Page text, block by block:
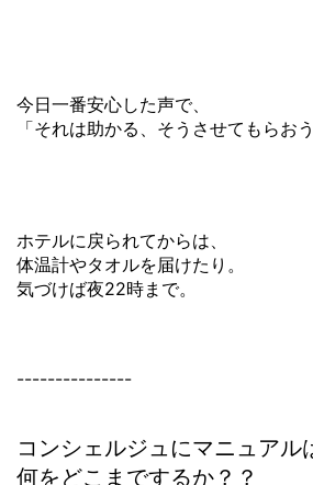
今日一番安心した声で、
「それは助かる、そうさせてもらお
ホテルに戻られてからは、
体温計やタオルを届けたり。
気づけば夜22時まで。
---------------
コンシェルジュにマニュアル
何をどこまでするか？？